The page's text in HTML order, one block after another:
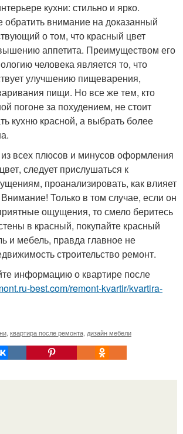
кухни: стильно и ярко.
обратить внимание на доказанный
о том, что красный цвет
аппетита. Преимуществом его
человека является то, что
улучшению пищеварения,
пищи. Но все же тем, кто
погоне за похудением, не стоит
кухню красной, а выбрать более
всех плюсов и минусов оформления
следует прислушаться к
проанализировать, как влияет
Внимание! Только в том случае, если он
ощущения, то смело беритесь
в красный, покупайте красный
и мебель, правда главное не
строительство ремонт.
информацию о квартире после
best.com/remont-kvartir/kvartira-
, квартира после ремонта, дизайн мебели